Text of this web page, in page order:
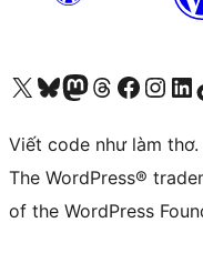
Truy cập tài khoản X (trước đây là Twitter) của chúng tôiVisit our Bluesky account
Visit our Mastodon account
Visit our Threads account
Xem trang Facebook của chúng tôiTruy cập tài khoản Instagram của chúng tôiTruy cập tài khoản LinkedIn của chúng tôi
Viết code như làm thơ.
The WordPress®
of the WordPress